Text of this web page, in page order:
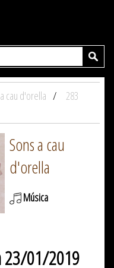
cau d'orella
283
Sons a cau
d'orella
Música
23/01/2019